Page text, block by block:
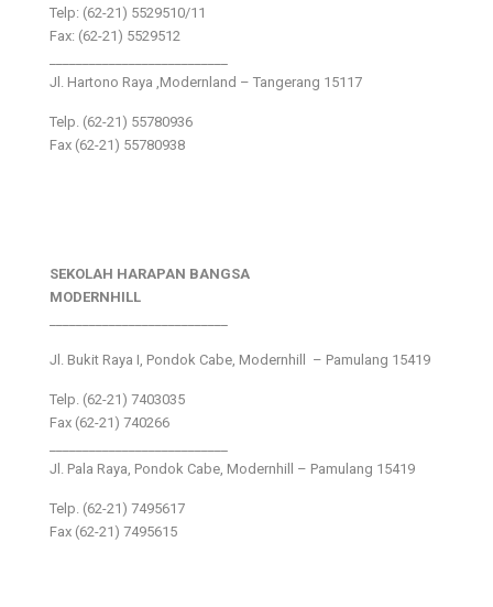
Telp: (62-21) 5529510/11
Fax: (62-21) 5529512
Jl. Hartono Raya ,Modernland – Tangerang 15117
Telp. (62-21) 55780936
Fax (62-21) 55780938
SEKOLAH HARAPAN BANGSA
MODERNHILL
Jl. Bukit Raya I, Pondok Cabe, Modernhill – Pamulang 15419
Telp. (62-21) 7403035
Fax (62-21) 740266
Jl. Pala Raya, Pondok Cabe, Modernhill – Pamulang 15419
Telp. (62-21) 7495617
Fax (62-21) 7495615